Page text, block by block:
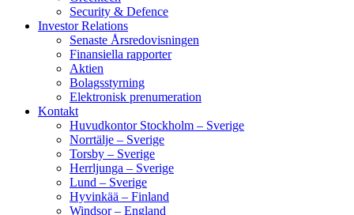
Security & Defence
Investor Relations
Senaste Årsredovisningen
Finansiella rapporter
Aktien
Bolagsstyrning
Elektronisk prenumeration
Kontakt
Huvudkontor Stockholm – Sverige
Norrtälje – Sverige
Torsby – Sverige
Herrljunga – Sverige
Lund – Sverige
Hyvinkää – Finland
Windsor – England